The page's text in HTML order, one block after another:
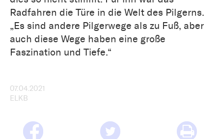
Radfahren die Türe in die Welt des Pilgerns.
„Es sind andere Pilgerwege als zu Fuß, aber
auch diese Wege haben eine große
Faszination und Tiefe.“
07.04.2021
ELKB